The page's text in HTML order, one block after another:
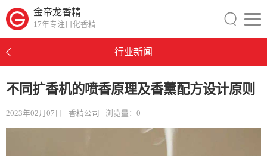
金帝龙香精
17年专注日化香精
行业新闻
不同扩香机的喷香原理及香薰配方设计原则
2023年02月07日 香精公司 浏览量： 0